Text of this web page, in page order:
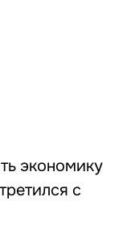
экономику
с